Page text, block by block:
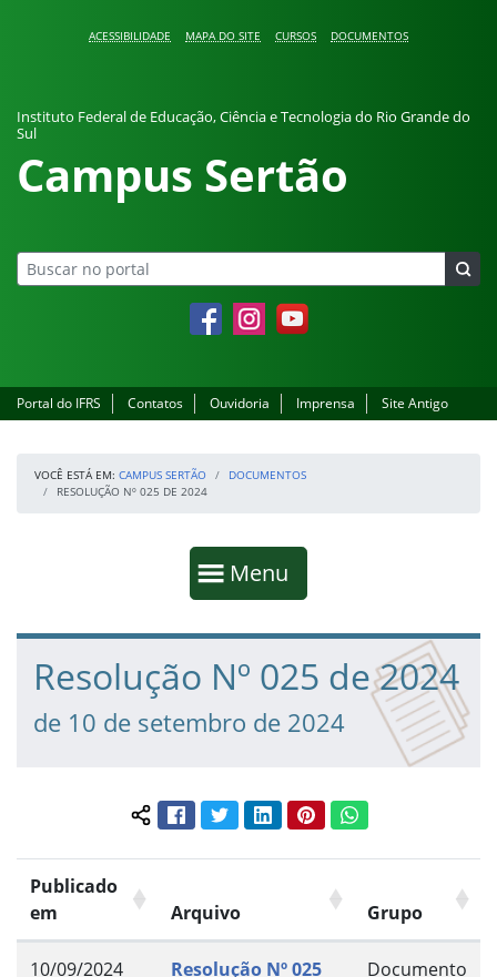
ACESSIBILIDADE MAPA DO SITE CURSOS DOCUMENTOS
Instituto Federal de Educação, Ciência e Tecnologia do Rio Grande do
Sul
Campus Sertão
FacebookInstagramYouTube
Portal do IFRS Contatos Ouvidoria Imprensa Site Antigo
VOCÊ ESTÁ EM: CAMPUS SERTÃO
DOCUMENTOS
RESOLUÇÃO Nº 025 DE 2024
Mostrar
Menu
Fim da navegação
Início do conteúdo
Resolução Nº 025 de 2024
de 10 de setembro de 2024
Compartilhar conteúdo:
FacebookTwitterLinkedInPinterestWhatsApp
Publicado
em
Arquivo Grupo
10/09/2024
Resolução Nº 025
Documento